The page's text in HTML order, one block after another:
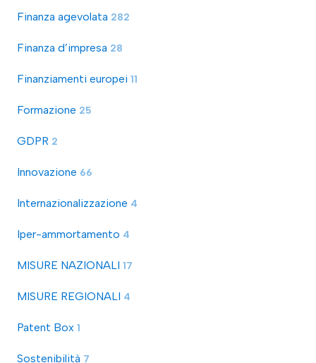
Finanza agevolata 282
Finanza d’impresa 28
Finanziamenti europei 11
Formazione 25
GDPR 2
Innovazione 66
Internazionalizzazione 4
Iper-ammortamento 4
MISURE NAZIONALI 17
MISURE REGIONALI 4
Patent Box 1
Sostenibilità 7